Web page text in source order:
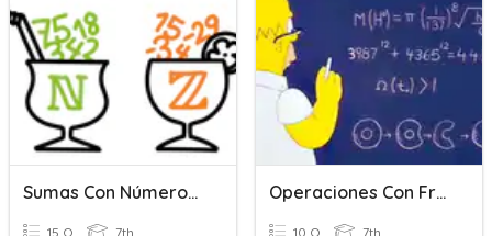
Sumas Con Números Enteros
15 Q 7th
Operaciones Con Fracciones
10 Q 7th